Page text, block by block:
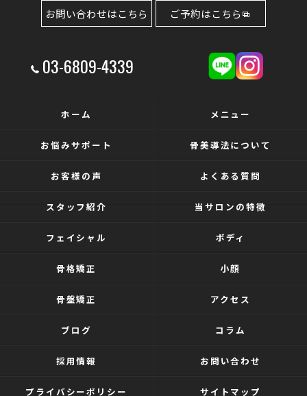
03-6809-4339
お問い合わせはこちら ご予約はこちら
ホーム メニュー
お悩みサポート 骨美導法について
お客様の声 よくある質問
スタッフ紹介 当サロンの特徴
フェイシャル ボディ
骨格矯正 小顔
骨盤矯正 アクセス
ブログ コラム
採用情報 お問い合わせ
プライバシーポリシー サイトマップ